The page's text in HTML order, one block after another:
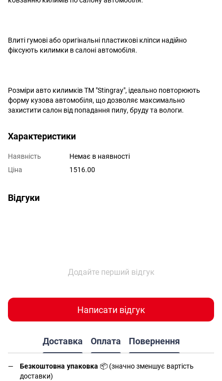
Влиті гумові або оригінальні пластикові кліпси надійно
фіксують килимки в салоні автомобіля.
Розміри авто килимків ТМ "Stingray", ідеально повторюють
форму кузова автомобіля, що дозволяє максимально
захистити салон від попадання пилу, бруду та вологи.
Характеристики
Наявність
Немає в наявності
Ціна
1516.00
Відгуки
Додайте перший відгук
Написати відгук
Доставка Оплата Повернення
Безкоштовна упаковка 📦 (значно зменшує вартість
доставки)